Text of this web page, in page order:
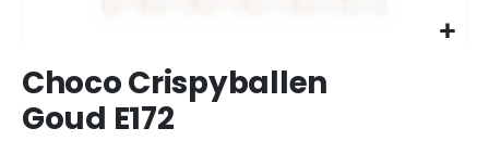
naar
het
begin
Choco Crispyballen
Goud E172